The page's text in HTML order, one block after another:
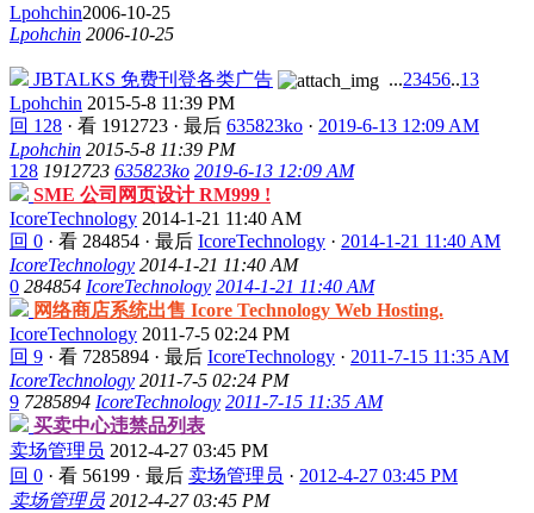
Lpohchin2006-10-25
Lpohchin 2006-10-25
JBTALKS 免费刊登各类广告 ...23456..13
Lpohchin 2015-5-8 11:39 PM
回 128 · 看 1912723 · 最后 635823ko · 2019-6-13 12:09 AM
Lpohchin 2015-5-8 11:39 PM
128 1912723 635823ko 2019-6-13 12:09 AM
SME 公司网页设计 RM999 !
IcoreTechnology 2014-1-21 11:40 AM
回 0 · 看 284854 · 最后 IcoreTechnology · 2014-1-21 11:40 AM
IcoreTechnology 2014-1-21 11:40 AM
0 284854 IcoreTechnology 2014-1-21 11:40 AM
网络商店系统出售 Icore Technology Web Hosting.
IcoreTechnology 2011-7-5 02:24 PM
回 9 · 看 7285894 · 最后 IcoreTechnology · 2011-7-15 11:35 AM
IcoreTechnology 2011-7-5 02:24 PM
9 7285894 IcoreTechnology 2011-7-15 11:35 AM
买卖中心违禁品列表
卖场管理员 2012-4-27 03:45 PM
回 0 · 看 56199 · 最后 卖场管理员 · 2012-4-27 03:45 PM
卖场管理员 2012-4-27 03:45 PM